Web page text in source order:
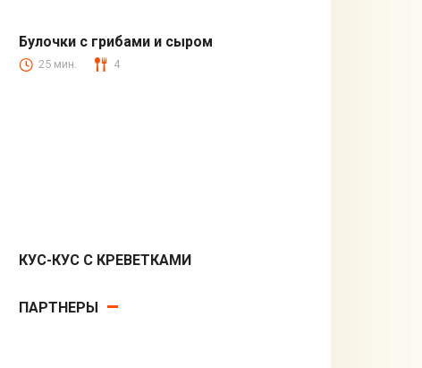
Закуски
Булочки с грибами и сыром
25 мин. 4
КУС-КУС С КРЕВЕТКАМИ
ПАРТНЕРЫ